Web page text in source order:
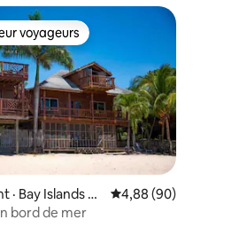
voyageurs
voyageurs
Bay Islands D
Note moyenne de
4,88 (90)
bord de mer